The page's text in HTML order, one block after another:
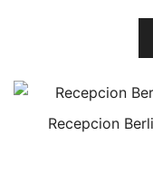
Recepcion